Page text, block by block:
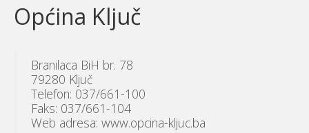
Općina Ključ
Branilaca BiH br. 78
79280 Ključ
Telefon: 037/661-100
Faks: 037/661-104
Web adresa: www.opcina-kljuc.ba